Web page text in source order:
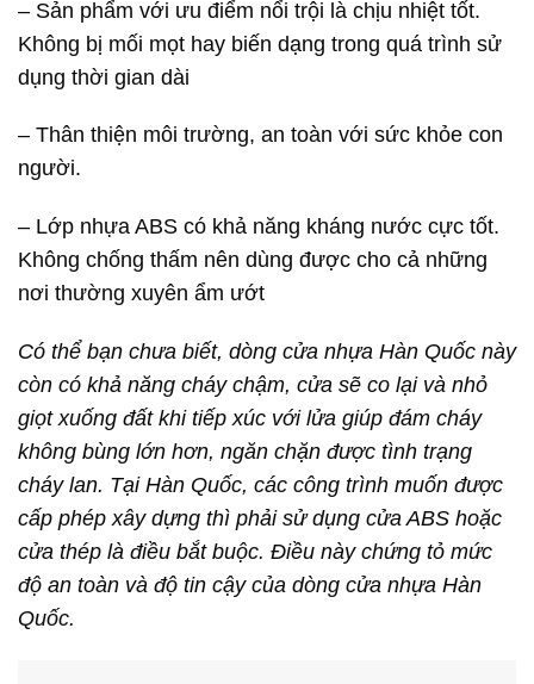
– Sản phẩm với ưu điểm nổi trội là chịu nhiệt tốt.
Không bị mối mọt hay biến dạng trong quá trình sử
dụng thời gian dài
– Thân thiện môi trường, an toàn với sức khỏe con
người.
– Lớp nhựa ABS có khả năng kháng nước cực tốt.
Không chống thấm nên dùng được cho cả những
nơi thường xuyên ẩm ướt
Có thể bạn chưa biết, dòng cửa nhựa Hàn Quốc này
còn có khả năng cháy chậm, cửa sẽ co lại và nhỏ
giọt xuống đất khi tiếp xúc với lửa giúp đám cháy
không bùng lớn hơn, ngăn chặn được tình trạng
cháy lan. Tại Hàn Quốc, các công trình muốn được
cấp phép xây dựng thì phải sử dụng cửa ABS hoặc
cửa thép là điều bắt buộc. Điều này chứng tỏ mức
độ an toàn và độ tin cậy của dòng cửa nhựa Hàn
Quốc.